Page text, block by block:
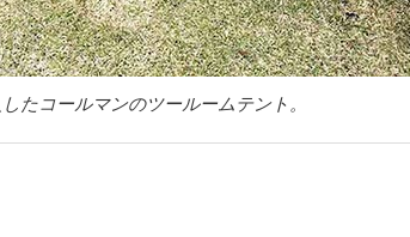
たコールマンのツールームテント。